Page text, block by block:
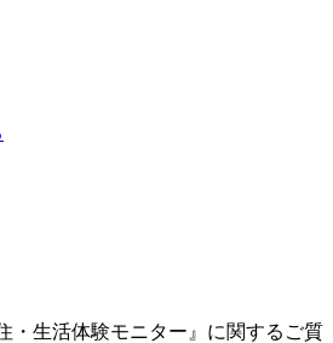
・生活体験モニター』に関するご質